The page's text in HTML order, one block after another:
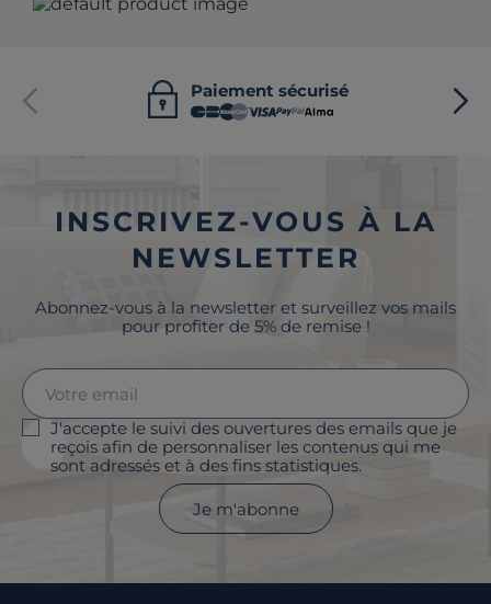
Paiement sécurisé
INSCRIVEZ-VOUS À LA
NEWSLETTER
Abonnez-vous à la newsletter et surveillez vos mails
pour profiter de 5% de remise !
J'accepte le suivi des ouvertures des emails que je
reçois afin de personnaliser les contenus qui me
sont adressés et à des fins statistiques.
Je m'abonne